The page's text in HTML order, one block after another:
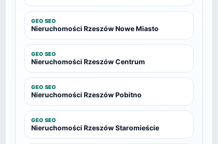
GEO SEO
Nieruchomości Rzeszów Nowe Miasto
GEO SEO
Nieruchomości Rzeszów Centrum
GEO SEO
Nieruchomości Rzeszów Pobitno
GEO SEO
Nieruchomości Rzeszów Staromieście